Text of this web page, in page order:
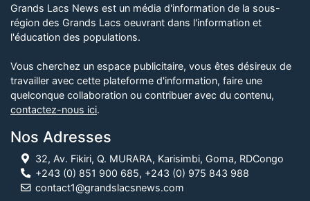
Grands Lacs News est un média d'information de la sous-
région des Grands Lacs oeuvrant dans l'information et
l'éducation des populations.
Vous cherchez un espace publicitaire, vous êtes désireux de
travailler avec cette plateforme d'information, faire une
quelconque collaboration ou contribuer avec du contenu,
contactez-nous ici.
Nos Adresses
32, Av. Fikiri, Q. MURARA, Karisimbi, Goma, RDCongo
+243 (0) 851 900 685, +243 (0) 975 843 988
contact1@grandslacsnews.com